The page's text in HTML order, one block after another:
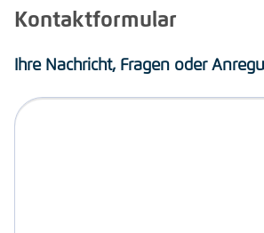
Kontaktformular
Ihre Nachricht, Fragen oder